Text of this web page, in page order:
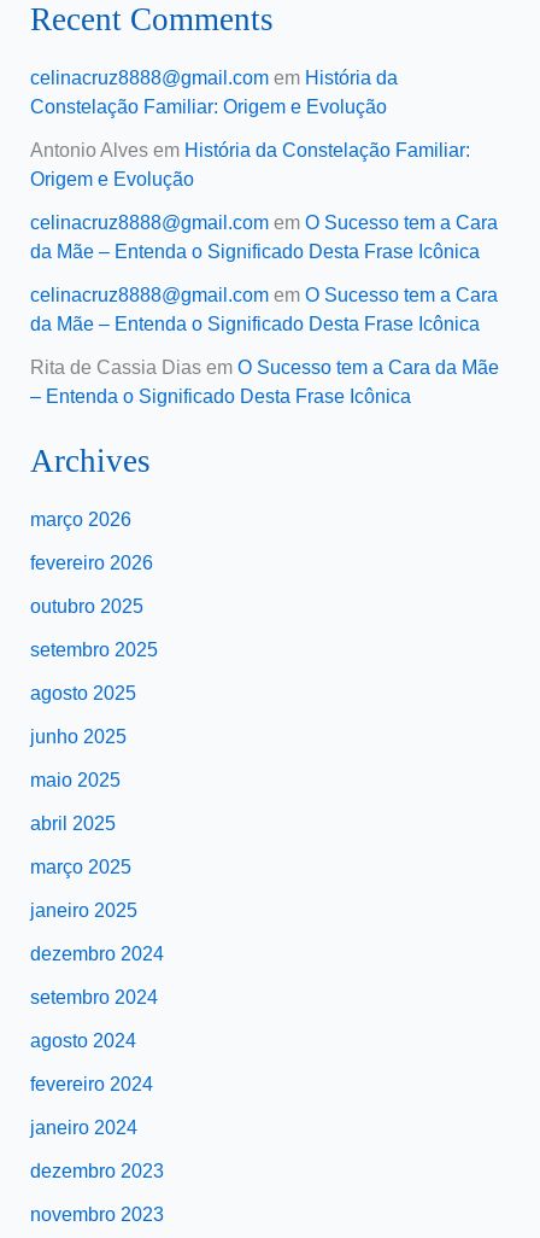
Recent Comments
celinacruz8888@gmail.comem História da
Constelação Familiar: Origem e Evolução
Antonio Alvesem História da Constelação Familiar:
Origem e Evolução
celinacruz8888@gmail.comem O Sucesso tem a Cara
da Mãe – Entenda o Significado Desta Frase Icônica
celinacruz8888@gmail.comem O Sucesso tem a Cara
da Mãe – Entenda o Significado Desta Frase Icônica
Rita de Cassia Diasem O Sucesso tem a Cara da Mãe
– Entenda o Significado Desta Frase Icônica
Archives
março 2026
fevereiro 2026
outubro 2025
setembro 2025
agosto 2025
junho 2025
maio 2025
abril 2025
março 2025
janeiro 2025
dezembro 2024
setembro 2024
agosto 2024
fevereiro 2024
janeiro 2024
dezembro 2023
novembro 2023